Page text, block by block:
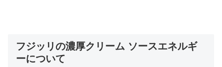
フジッリの濃厚クリーム ソースエネルギ
ーについて